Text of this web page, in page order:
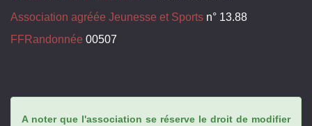
Association agréée Jeunesse et Sports n° 13.88
FFRandonnée 00507
A noter que l'association se réserve le droit de modifier